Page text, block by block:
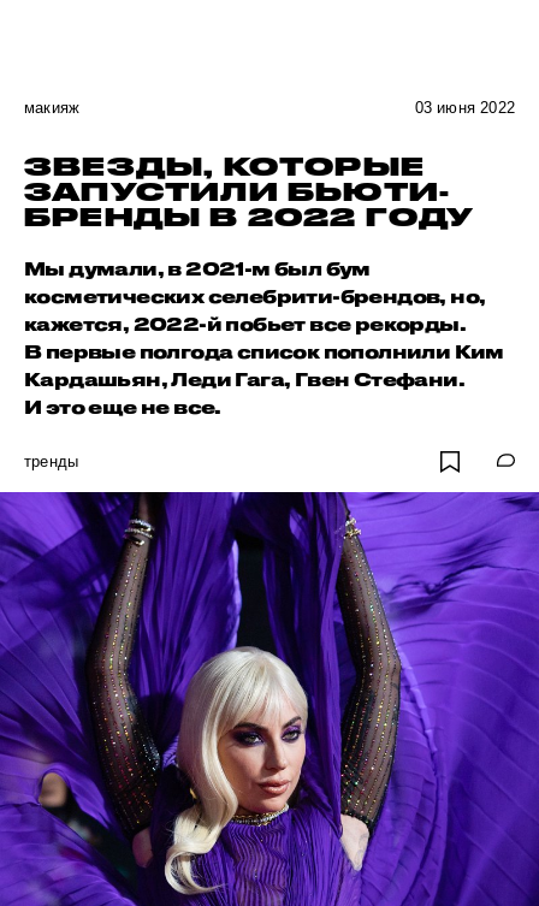
макияж 03 июня 2022
ЗВЕЗДЫ, КОТОРЫЕ
ЗАПУСТИЛИ БЬЮТИ-
БРЕНДЫ В 2022 ГОДУ
Мы думали, в 2021-м был бум
косметических селебрити-брендов, но,
кажется, 2022-й побьет все рекорды.
В первые полгода список пополнили Ким
Кардашьян, Леди Гага, Гвен Стефани.
И это еще не все.
тренды